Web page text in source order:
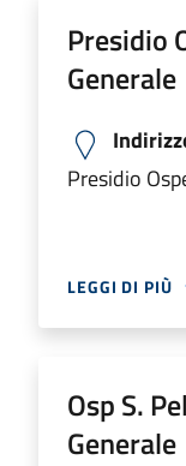
Presidio
Generale
Presidio
LEGGI DI PIÙ
Osp S.
Generale